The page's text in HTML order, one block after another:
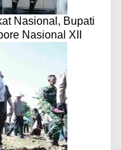
Nasional, Bupati
Nasional XII